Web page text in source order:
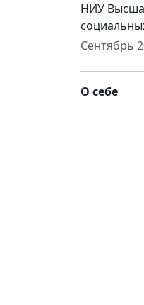
НИУ
Сентябрь
О себе